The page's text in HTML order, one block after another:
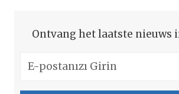
Ontvang het laatste nieuws